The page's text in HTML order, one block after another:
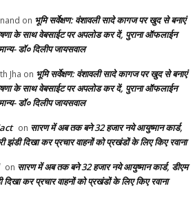
on भूमि सर्वेक्षण: वंशावली सादे कागज पर खुद से बनाएं
के साथ वेबसाईट पर अपलोड कर दें, पुराना ऑफलाईन
डॉ० दिलीप जायसवाल
Jha on भूमि सर्वेक्षण: वंशावली सादे कागज पर खुद से बनाएं
के साथ वेबसाईट पर अपलोड कर दें, पुराना ऑफलाईन
डॉ० दिलीप जायसवाल
on सारण में अब तक बने 32 हजार नये आयुष्मान कार्ड,
झंडी दिखा कर प्रचार वाहनों को प्रखंडों के लिए किए रवाना
on सारण में अब तक बने 32 हजार नये आयुष्मान कार्ड, डीएम
दिखा कर प्रचार वाहनों को प्रखंडों के लिए किए रवाना